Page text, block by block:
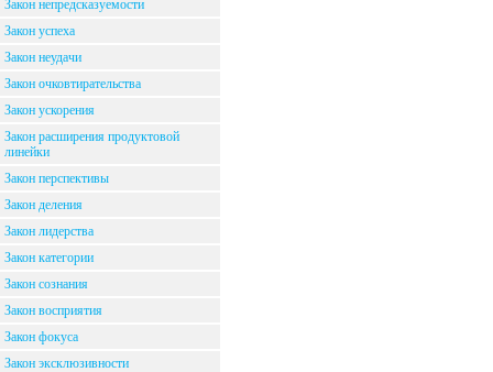
Закон непредсказуемости
Закон успеха
Закон неудачи
Закон очковтирательства
Закон ускорения
Закон расширения продуктовой
линейки
Закон перспективы
Закон деления
Закон лидерства
Закон категории
Закон сознания
Закон восприятия
Закон фокуса
Закон эксклюзивности